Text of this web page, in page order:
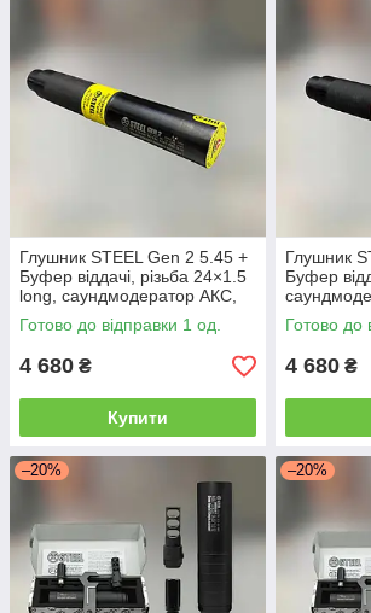
Глушник STEEL Gen 2 5.45 +
Буфер віддачі, різьба 24×1.5
long, саундмодератор АКС,
АКСУ (016.000.000-34 L)
Готово до відправки 1 од.
4 680 ₴
Купити
Глушник
Буфер
Готово до
4 680 ₴
–20% –20%